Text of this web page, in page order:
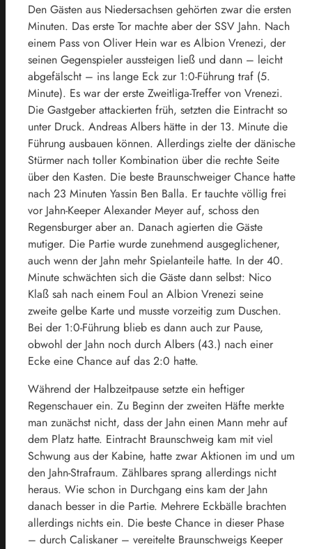
Den Gästen aus Niedersachsen gehörten zwar die ersten
Minuten. Das erste Tor machte aber der SSV Jahn. Nach
einem Pass von Oliver Hein war es Albion Vrenezi, der
seinen Gegenspieler aussteigen ließ und dann – leicht
abgefälscht – ins lange Eck zur 1:0-Führung traf (5.
Minute). Es war der erste Zweitliga-Treffer von Vrenezi.
Die Gastgeber attackierten früh, setzten die Eintracht so
unter Druck. Andreas Albers hätte in der 13. Minute die
Führung ausbauen können. Allerdings zielte der dänische
Stürmer nach toller Kombination über die rechte Seite
über den Kasten. Die beste Braunschweiger Chance hatte
nach 23 Minuten Yassin Ben Balla. Er tauchte völlig frei
vor Jahn-Keeper Alexander Meyer auf, schoss den
Regensburger aber an. Danach agierten die Gäste
mutiger. Die Partie wurde zunehmend ausgeglichener,
auch wenn der Jahn mehr Spielanteile hatte. In der 40.
Minute schwächten sich die Gäste dann selbst: Nico
Klaß sah nach einem Foul an Albion Vrenezi seine
zweite gelbe Karte und musste vorzeitig zum Duschen.
Bei der 1:0-Führung blieb es dann auch zur Pause,
obwohl der Jahn noch durch Albers (43.) nach einer
Ecke eine Chance auf das 2:0 hatte.
Während der Halbzeitpause setzte ein heftiger
Regenschauer ein. Zu Beginn der zweiten Häfte merkte
man zunächst nicht, dass der Jahn einen Mann mehr auf
dem Platz hatte. Eintracht Braunschweig kam mit viel
Schwung aus der Kabine, hatte zwar Aktionen im und um
den Jahn-Strafraum. Zählbares sprang allerdings nicht
heraus. Wie schon in Durchgang eins kam der Jahn
danach besser in die Partie. Mehrere Eckbälle brachten
allerdings nichts ein. Die beste Chance in dieser Phase
– durch Caliskaner – vereitelte Braunschweigs Keeper